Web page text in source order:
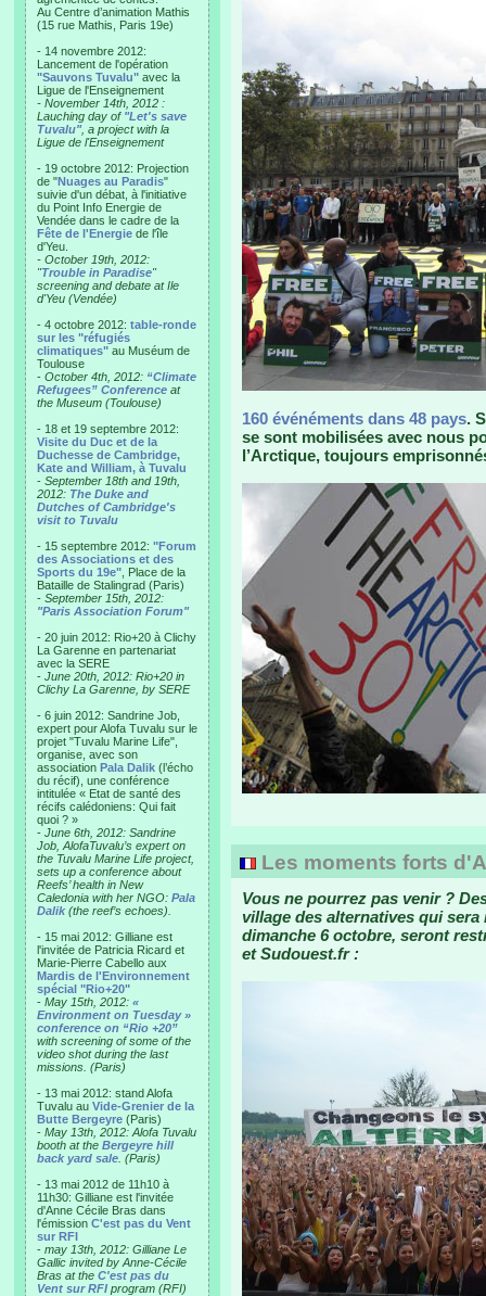
Au Centre d’animation Mathis
(15 rue Mathis, Paris 19e)
- 14 novembre 2012:
Lancement de l'opération
"Sauvons Tuvalu" avec la
Ligue de l'Enseignement
- November 14th, 2012 :
Lauching day of "Let's save
Tuvalu", a project with la
Ligue de l'Enseignement
- 19 octobre 2012: Projection
de "Nuages au Paradis"
suivie d'un débat, à l'initiative
du Point Info Energie de
Vendée dans le cadre de la
Fête de l'Energie de l'île
d'Yeu.
- October 19th, 2012:
"Trouble in Paradise"
screening and debate at Ile
d'Yeu (Vendée)
- 4 octobre 2012: table-ronde
sur les "réfugiés
climatiques" au Muséum de
Toulouse
- October 4th, 2012: “Climate
Refugees” Conference at
the Museum (Toulouse)
- 18 et 19 septembre 2012:
Visite du Duc et de la
Duchesse de Cambridge,
Kate and William, à Tuvalu
- September 18th and 19th,
2012: The Duke and
Dutches of Cambridge's
visit to Tuvalu
- 15 septembre 2012: "Forum
des Associations et des
Sports du 19e" , Place de la
Bataille de Stalingrad (Paris)
- September 15th, 2012:
"Paris Association Forum"
- 20 juin 2012: Rio+20 à Clichy
La Garenne en partenariat
avec la SERE
- June 20th, 2012: Rio+20 in
Clichy La Garenne, by SERE
- 6 juin 2012: Sandrine Job,
expert pour Alofa Tuvalu sur le
projet "Tuvalu Marine Life",
organise, avec son
association Pala Dalik (l’écho
du récif), une conférence
intitulée « Etat de santé des
récifs calédoniens: Qui fait
quoi ? »
- June 6th, 2012: Sandrine
Job, AlofaTuvalu’s expert on
the Tuvalu Marine Life project,
sets up a conference about
Reefs’ health in New
Caledonia with her NGO: Pala
Dalik (the reef’s echoes).
- 15 mai 2012: Gilliane est
l'invitée de Patricia Ricard et
Marie-Pierre Cabello aux
Mardis de l'Environnement
spécial "Rio+20"
- May 15th, 2012: «
Environment on Tuesday »
conference on “Rio +20”
with screening of some of the
video shot during the last
missions. (Paris)
- 13 mai 2012: stand Alofa
Tuvalu au Vide-Grenier de la
Butte Bergeyre (Paris)
- May 13th, 2012: Alofa Tuvalu
booth at the Bergeyre hill
back yard sale . (Paris)
- 13 mai 2012 de 11h10 à
11h30: Gilliane est l'invitée
d'Anne Cécile Bras dans
l'émission C'est pas du Vent
sur RFI
- may 13th, 2012: Gilliane Le
Gallic invited by Anne-Cécile
Bras at the C'est pas du
Vent sur RFI program (RFI)
160 événéments dans 48 pays.
se sont mobilisées avec nous
l’Arctique, toujours
Les moments forts
Vous ne pourrez pas venir ?
village des alternatives qui
dimanche 6 octobre, seront
et Sudouest.fr :